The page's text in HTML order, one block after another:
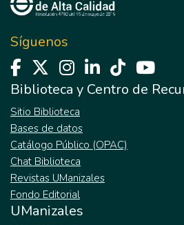
Síguenos
Biblioteca y Centro de
Sitio Biblioteca
Bases de datos
Catálogo Público (OPAC)
Chat Biblioteca
Revistas UManizales
Fondo Editorial
UManizales